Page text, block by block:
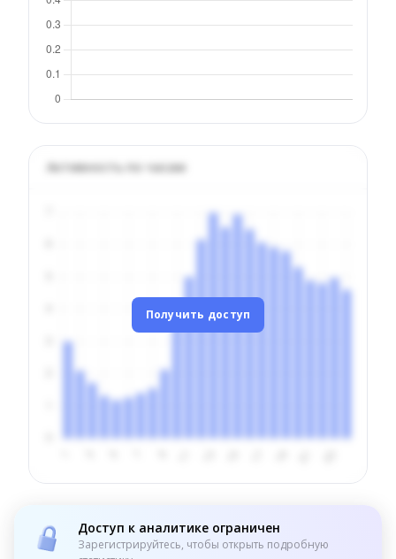
Активность по часам
Получить доступ
Доступ к аналитике ограничен
Зарегистрируйтесь, чтобы открыть подробную